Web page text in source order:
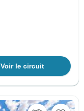
Voir le circuit